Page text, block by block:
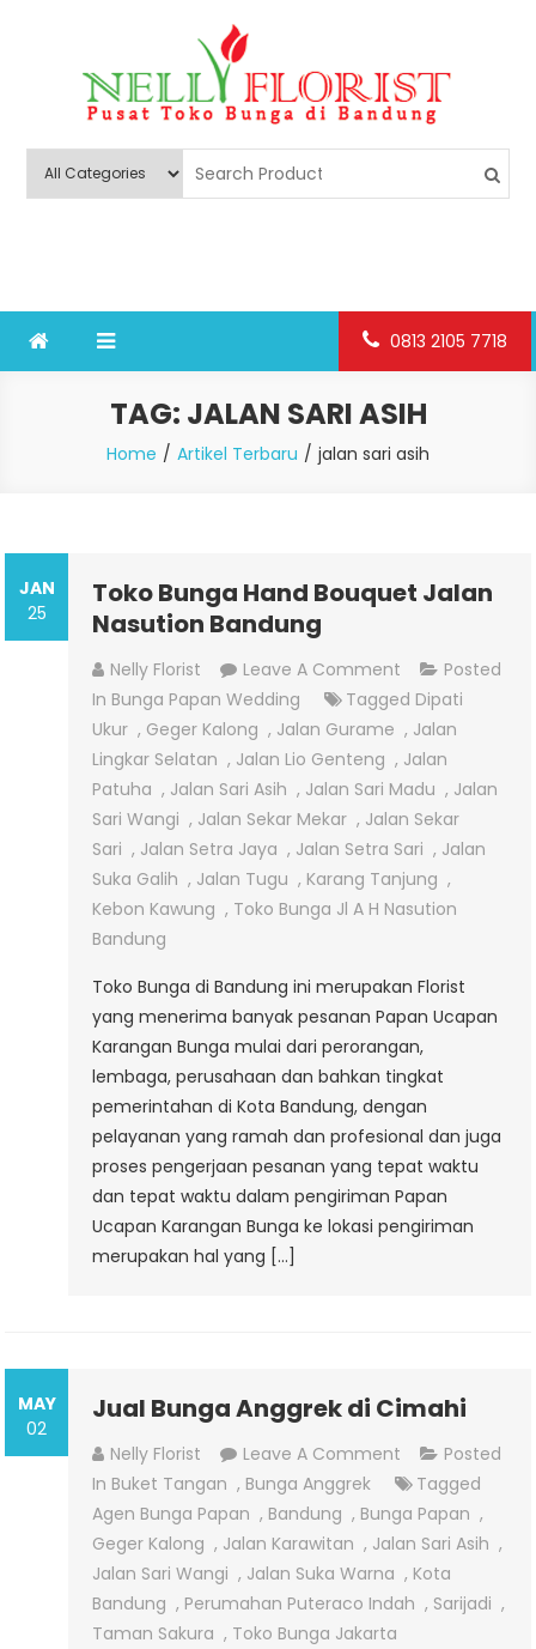
Nelly Florist Bandung
0813 2105 7718
TAG: JALAN SARI ASIH
Home Artikel Terbaru jalan sari asih
JAN
25
Toko Bunga Hand Bouquet Jalan
Nasution Bandung
Nelly Florist Leave A Comment On
Toko
Bunga
Hand
Bouquet
Jalan
Nasution
Bandung
Posted
In Bunga Papan Wedding Tagged Dipati
Ukur , Geger Kalong , Jalan Gurame , Jalan
Lingkar Selatan , Jalan Lio Genteng , Jalan
Patuha , Jalan Sari Asih , Jalan Sari Madu , Jalan
Sari Wangi , Jalan Sekar Mekar , Jalan Sekar
Sari , Jalan Setra Jaya , Jalan Setra Sari , Jalan
Suka Galih , Jalan Tugu , Karang Tanjung ,
Kebon Kawung , Toko Bunga Jl A H Nasution
Bandung
Toko Bunga di Bandung ini merupakan Florist
yang menerima banyak pesanan Papan Ucapan
Karangan Bunga mulai dari perorangan,
lembaga, perusahaan dan bahkan tingkat
pemerintahan di Kota Bandung, dengan
pelayanan yang ramah dan profesional dan juga
proses pengerjaan pesanan yang tepat waktu
dan tepat waktu dalam pengiriman Papan
Ucapan Karangan Bunga ke lokasi pengiriman
merupakan hal yang […]
MAY
02
Jual Bunga Anggrek di Cimahi
Nelly Florist Leave A Comment On
Jual
Bunga
Anggrek
Di
Cimahi
Posted
In Buket Tangan , Bunga Anggrek
Tagged
Agen Bunga Papan , Bandung , Bunga Papan ,
Geger Kalong , Jalan Karawitan , Jalan Sari Asih ,
Jalan Sari Wangi , Jalan Suka Warna , Kota
Bandung , Perumahan Puteraco Indah , Sarijadi ,
Taman Sakura , Toko Bunga Jakarta